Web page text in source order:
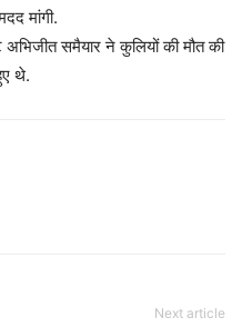
मांगी.
समैयार ने कुलियों की मौत की
थे.
Next article